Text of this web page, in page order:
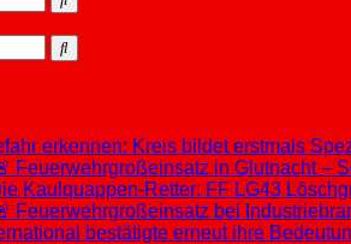
erkennen: Kreis bildet erstmals
Feuerwehrgroßeinsatz in Glutnacht –
Kaulquappen-Retter: FF LG43
Feuerwehrgroßeinsatz bei
bestätigte erneut ihre